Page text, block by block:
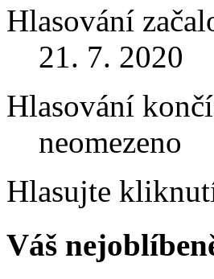
Hlasování
21. 7. 2020
Hlasování
neomezeno
Hlasujte
Váš